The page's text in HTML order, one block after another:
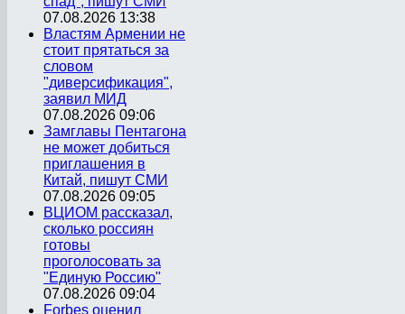
07.08.2026 13:38
Властям Армении не
стоит прятаться за
словом
"диверсификация",
заявил МИД
07.08.2026 09:06
Замглавы Пентагона
не может добиться
приглашения в
Китай, пишут СМИ
07.08.2026 09:05
ВЦИОМ рассказал,
сколько россиян
готовы
проголосовать за
"Единую Россию"
07.08.2026 09:04
Forbes оценил